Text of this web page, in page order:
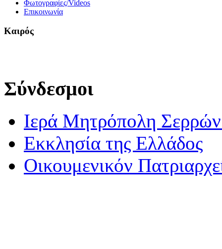
Φωτογραφίες/Videos
Επικοινωνία
Καιρός
Σύνδεσμοι
Ιερά Μητρόπολη Σερρών
Εκκλησία της Ελλάδος
Οικουμενικόν